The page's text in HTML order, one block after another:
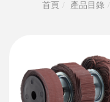
首頁 產品目錄